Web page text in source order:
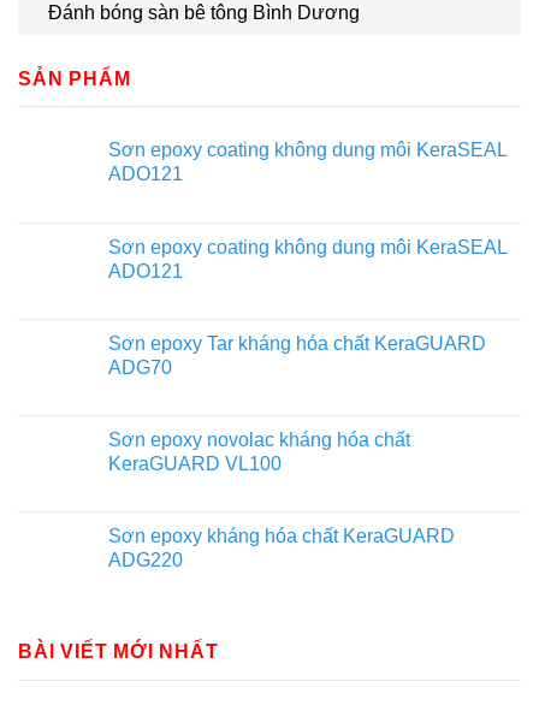
Đánh bóng sàn bê tông Bình Dương
SẢN PHẨM
Sơn epoxy coating không dung môi KeraSEAL
ADO121
Sơn epoxy coating không dung môi KeraSEAL
ADO121
Sơn epoxy Tar kháng hóa chất KeraGUARD
ADG70
Sơn epoxy novolac kháng hóa chất
KeraGUARD VL100
Sơn epoxy kháng hóa chất KeraGUARD
ADG220
BÀI VIẾT MỚI NHẤT